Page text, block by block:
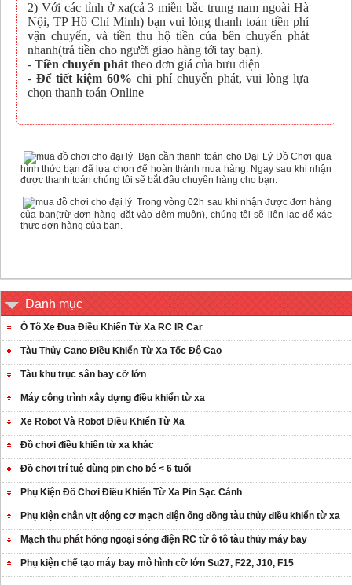
2) Với các tỉnh ở xa(cả 3 miền bắc trung nam ngoài Hà
Nội, TP Hồ Chí Minh) bạn vui lòng thanh toán tiền phí
vận chuyển, và tiền thu hộ tiền của bên chuyển phát
nhanh(trả tiền cho người giao hàng tới tay bạn).
- Tiền chuyển phát theo đơn giá của bưu điện
- Để tiết kiệm 60% chi phí chuyển phát, vui lòng lựa
chọn thanh toán Online
Bạn cần thanh toán cho Đại Lý Đồ Chơi qua
hình thức bạn đã lựa chọn để hoàn thành mua hàng. Ngay sau khi nhận
được thanh toán chúng tôi sẽ bắt đầu chuyển hàng cho bạn.
Trong vòng 02h sau khi nhận được đơn hàng
của bạn(trừ đơn hàng đặt vào đêm muộn), chúng tôi sẽ liên lạc để xác
thực đơn hàng của bạn.
Danh mục
Ô Tô Xe Đua Điều Khiển Từ Xa RC IR Car
Tàu Thủy Cano Điều Khiển Từ Xa Tốc Độ Cao
Tàu khu trục sân bay cỡ lớn
Máy công trình xây dựng điều khiển từ xa
Xe Robot Và Robot Điều Khiển Từ Xa
Đồ chơi điều khiển từ xa khác
Đồ chơi trí tuệ dùng pin cho bé < 6 tuổi
Phụ Kiện Đồ Chơi Điều Khiển Từ Xa Pin Sạc Cánh
Phụ kiện chân vịt động cơ mạch điện ống đồng tàu thủy điều khiển từ xa
Mạch thu phát hồng ngoại sóng điện RC từ ô tô tàu thủy máy bay
Phụ kiện chế tạo máy bay mô hình cỡ lớn Su27, F22, J10, F15